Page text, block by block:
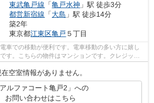
東武亀戸線 「亀戸水神 」駅 徒歩3分
都営新宿線 「大島 」駅 徒歩14分
築2年
東京都江東区亀戸 ５丁目
車での移動が便利です。電車移動の多い方に嬉し
す。こちらの物件はマンションです。クレジット
空室情報がありません。
アルファコート亀戸2」への
お問い合わせはこちら